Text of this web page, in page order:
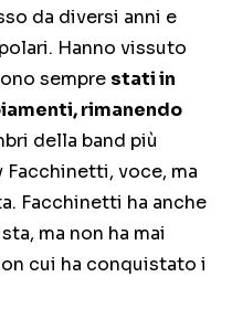
da diversi anni e
Hanno vissuto
sempre stati in
rimanendo
della band più
Facchinetti, voce, ma
Facchinetti ha anche
ma non ha mai
cui ha conquistato i